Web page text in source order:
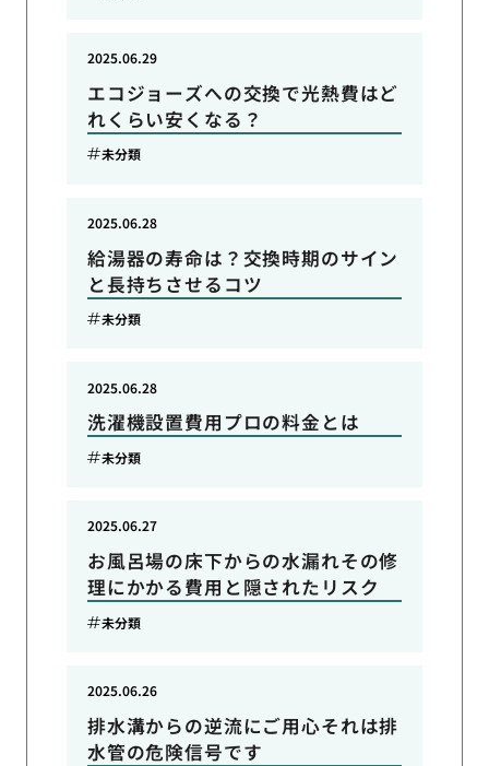
エコジョーズへの交換で光熱費はど
れくらい安くなる？
2025.06.29
未分類
給湯器の寿命は？交換時期のサイン
と長持ちさせるコツ
2025.06.28
未分類
洗濯機設置費用プロの料金とは
2025.06.28
未分類
お風呂場の床下からの水漏れその修
理にかかる費用と隠されたリスク
2025.06.27
未分類
排水溝からの逆流にご用心それは排
水管の危険信号です
2025.06.26